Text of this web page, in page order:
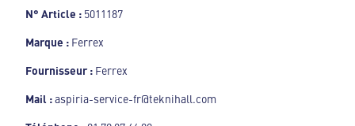
N° Article : 5011187
Marque : Ferrex
Fournisseur : Ferrex
Mail :aspiria-service-fr@teknihall.com